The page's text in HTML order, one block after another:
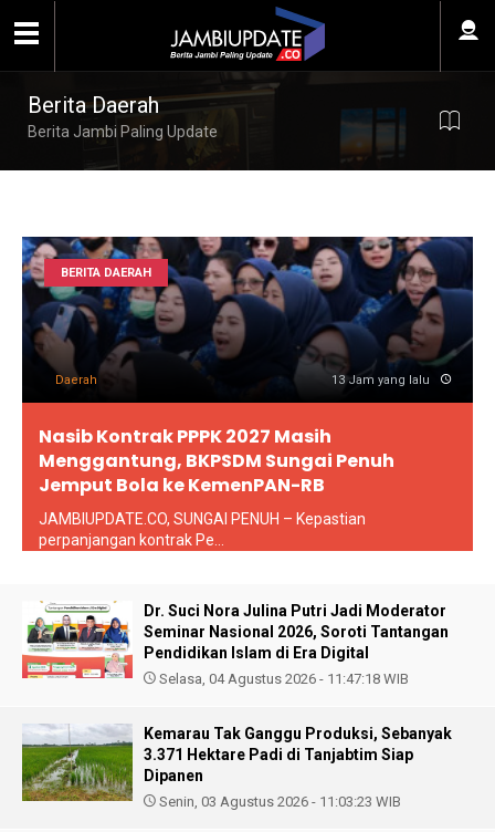
Berita Daerah
Berita Jambi Paling Update
BERITA DAERAH
Daerah 13 Jam yang lalu
Nasib Kontrak PPPK 2027 Masih
Menggantung, BKPSDM Sungai Penuh
Jemput Bola ke KemenPAN-RB
JAMBIUPDATE.CO, SUNGAI PENUH – Kepastian
perpanjangan kontrak Pe...
Dr. Suci Nora Julina Putri Jadi Moderator
Seminar Nasional 2026, Soroti Tantangan
Pendidikan Islam di Era Digital
Selasa, 04 Agustus 2026 - 11:47:18 WIB
Kemarau Tak Ganggu Produksi, Sebanyak
3.371 Hektare Padi di Tanjabtim Siap
Dipanen
Senin, 03 Agustus 2026 - 11:03:23 WIB